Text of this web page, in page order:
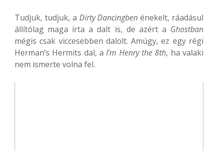
Tudjuk, tudjuk, a Dirty Dancingben énekelt, ráadásul
állítólag maga írta a dalt is, de azért a Ghostban
mégis csak viccesebben dalolt. Amúgy, ez egy régi
Herman’s Hermits dal, aI’m Henry the 8th, ha valaki
nem ismerte volna fel.